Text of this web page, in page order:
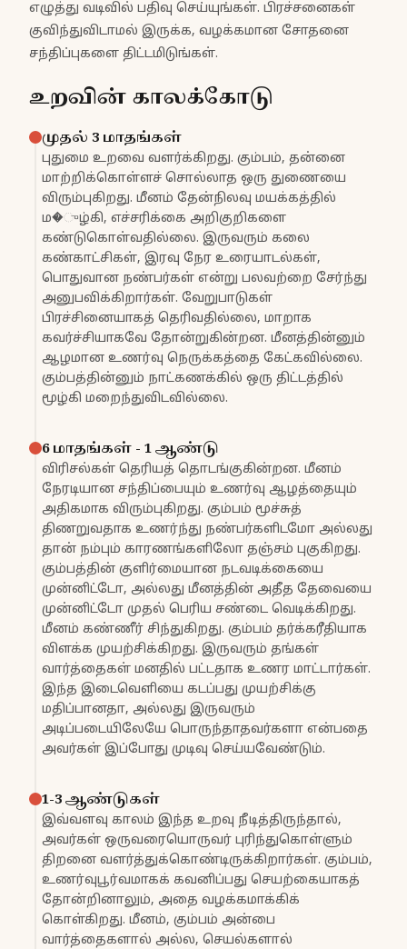
எழுத்து வடிவில் பதிவு செய்யுங்கள். பிரச்சனைகள்
குவிந்துவிடாமல் இருக்க, வழக்கமான சோதனை
சந்திப்புகளை திட்டமிடுங்கள்.
உறவின் காலக்கோடு
முதல் 3 மாதங்கள்
புதுமை உறவை வளர்க்கிறது. கும்பம், தன்னை
மாற்றிக்கொள்ளச் சொல்லாத ஒரு துணையை
விரும்புகிறது. மீனம் தேன்நிலவு மயக்கத்தில்
ம�ுழ்கி, எச்சரிக்கை அறிகுறிகளை
கண்டுகொள்வதில்லை. இருவரும் கலை
கண்காட்சிகள், இரவு நேர உரையாடல்கள்,
பொதுவான நண்பர்கள் என்று பலவற்றை சேர்ந்து
அனுபவிக்கிறார்கள். வேறுபாடுகள்
பிரச்சினையாகத் தெரிவதில்லை, மாறாக
கவர்ச்சியாகவே தோன்றுகின்றன. மீனத்தின்னும்
ஆழமான உணர்வு நெருக்கத்தை கேட்கவில்லை.
கும்பத்தின்னும் நாட்கணக்கில் ஒரு திட்டத்தில்
மூழ்கி மறைந்துவிடவில்லை.
6 மாதங்கள் - 1 ஆண்டு
விரிசல்கள் தெரியத் தொடங்குகின்றன. மீனம்
நேரடியான சந்திப்பையும் உணர்வு ஆழத்தையும்
அதிகமாக விரும்புகிறது. கும்பம் மூச்சுத்
திணறுவதாக உணர்ந்து நண்பர்களிடமோ அல்லது
தான் நம்பும் காரணங்களிலோ தஞ்சம் புகுகிறது.
கும்பத்தின் குளிர்மையான நடவடிக்கையை
முன்னிட்டோ, அல்லது மீனத்தின் அதீத தேவையை
முன்னிட்டோ முதல் பெரிய சண்டை வெடிக்கிறது.
மீனம் கண்ணீர் சிந்துகிறது. கும்பம் தர்க்கரீதியாக
விளக்க முயற்சிக்கிறது. இருவரும் தங்கள்
வார்த்தைகள் மனதில் பட்டதாக உணர மாட்டார்கள்.
இந்த இடைவெளியை கடப்பது முயற்சிக்கு
மதிப்பானதா, அல்லது இருவரும்
அடிப்படையிலேயே பொருந்தாதவர்களா என்பதை
அவர்கள் இப்போது முடிவு செய்யவேண்டும்.
1-3 ஆண்டுகள்
இவ்வளவு காலம் இந்த உறவு நீடித்திருந்தால்,
அவர்கள் ஒருவரையொருவர் புரிந்துகொள்ளும்
திறனை வளர்த்துக்கொண்டிருக்கிறார்கள். கும்பம்,
உணர்வுபூர்வமாகக் கவனிப்பது செயற்கையாகத்
தோன்றினாலும், அதை வழக்கமாக்கிக்
கொள்கிறது. மீனம், கும்பம் அன்பை
வார்த்தைகளால் அல்ல, செயல்களால்